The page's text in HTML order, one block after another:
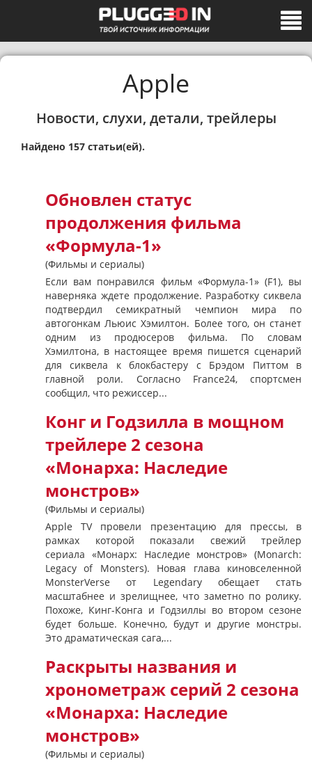
Apple
Новости, слухи, детали, трейлеры
Найдено 157 статьи(ей).
Обновлен статус
продолжения фильма
«Формула-1»
(Фильмы и сериалы)
Если вам понравился фильм «Формула-1» (F1), вы
наверняка ждете продолжение. Разработку сиквела
подтвердил семикратный чемпион мира по
автогонкам Льюис Хэмилтон. Более того, он станет
одним из продюсеров фильма. По словам
Хэмилтона, в настоящее время пишется сценарий
для сиквела к блокбастеру с Брэдом Питтом в
главной роли. Согласно France24, cпортсмен
сообщил, что режиссер...
Конг и Годзилла в мощном
трейлере 2 сезона
«Монарха: Наследие
монстров»
(Фильмы и сериалы)
Apple TV провели презентацию для прессы, в
рамках которой показали свежий трейлер
сериала «Монарх: Наследие монстров» (Monarch:
Legacy of Monsters). Новая глава киновселенной
MonsterVerse от Legendary обещает стать
масштабнее и зрелищнее, что заметно по ролику.
Похоже, Кинг-Конга и Годзиллы во втором сезоне
будет больше. Конечно, будут и другие монстры.
Это драматическая сага,...
Раскрыты названия и
хронометраж серий 2 сезона
«Монарха: Наследие
монстров»
(Фильмы и сериалы)